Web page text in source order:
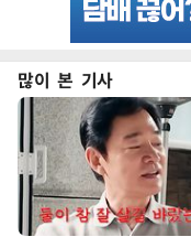
많이 본 기사